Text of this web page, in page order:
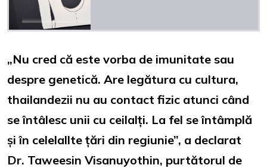
„Nu cred că este vorba de imunitate sau
despre genetică. Are legătura cu cultura,
thailandezii nu au contact fizic atunci când
se întâlesc unii cu ceilalți. La fel se întâmplă
și în celelallte țări din regiunie”, a declarat
Dr. Taweesin Visanuyothin, purtătorul de